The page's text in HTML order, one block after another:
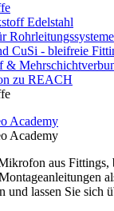
Edelstahl
Rohrleitungssysteme
CuSi - bleifreie
&
zu REACH
Academy
Academy
aus Fittings,
und lassen Sie sich